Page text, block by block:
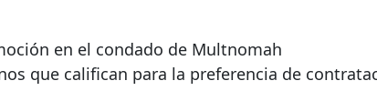
en el condado de Multnomah
que califican para la preferencia de